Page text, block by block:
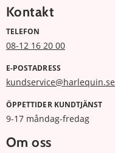
Kontakt
TELEFON
08-12 16 20 00
E-POSTADRESS
kundservice@harlequin.se
ÖPPETTIDER KUNDTJÄNST
9-17 måndag-fredag
Om oss